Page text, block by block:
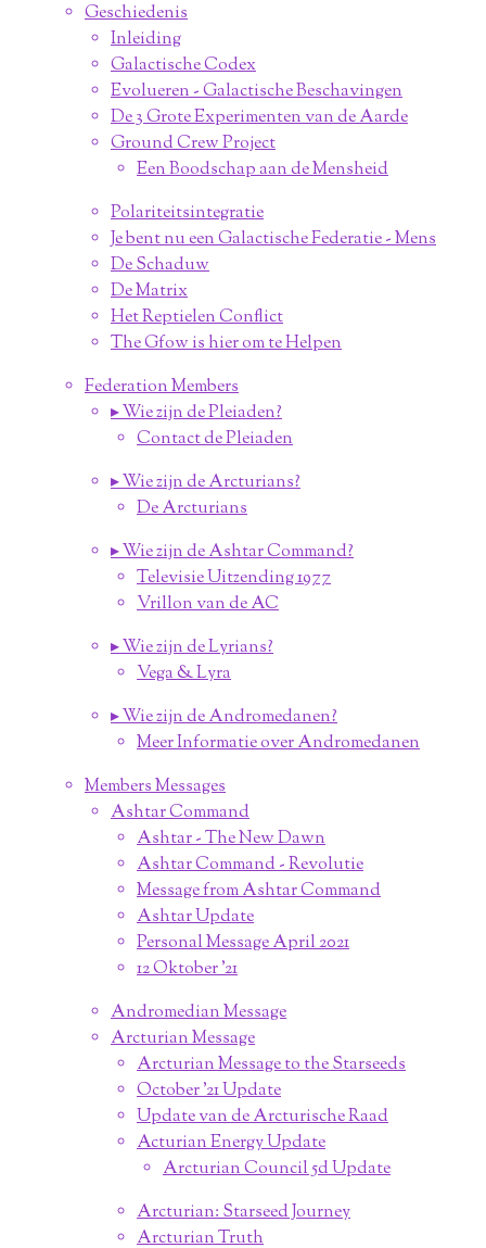
Geschiedenis
Inleiding
Galactische Codex
Evolueren - Galactische Beschavingen
De 3 Grote Experimenten van de Aarde
Ground Crew Project
Een Boodschap aan de Mensheid
Polariteitsintegratie
Je bent nu een Galactische Federatie - Mens
De Schaduw
De Matrix
Het Reptielen Conflict
The Gfow is hier om te Helpen
Federation Members
▸ Wie zijn de Pleiaden?
Contact de Pleiaden
▸ Wie zijn de Arcturians?
De Arcturians
▸ Wie zijn de Ashtar Command?
Televisie Uitzending 1977
Vrillon van de AC
▸ Wie zijn de Lyrians?
Vega & Lyra
▸ Wie zijn de Andromedanen?
Meer Informatie over Andromedanen
Members Messages
Ashtar Command
Ashtar - The New Dawn
Ashtar Command - Revolutie
Message from Ashtar Command
Ashtar Update
Personal Message April 2021
12 Oktober '21
Andromedian Message
Arcturian Message
Arcturian Message to the Starseeds
October '21 Update
Update van de Arcturische Raad
Acturian Energy Update
Arcturian Council 5d Update
Arcturian: Starseed Journey
Arcturian Truth